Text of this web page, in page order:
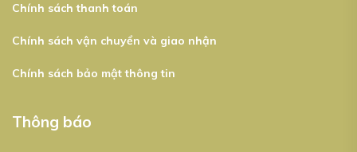
Chính sách thanh toán
Chính sách vận chuyển và giao nhận
Chính sách bảo mật thông tin
Thông báo